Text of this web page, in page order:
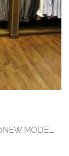
MODEL